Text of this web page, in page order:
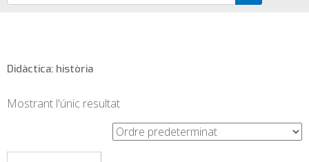
Didàctica: història
Mostrant l'únic resultat